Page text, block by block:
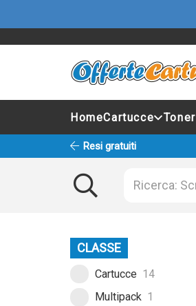
HomeCartucce Toner
Resi gratuiti
CLASSE
Cartucce 14
Multipack 1